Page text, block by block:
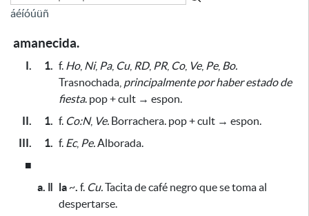
áéíóúüñ
amanecida.
I. 1. f. Ho, Ni, Pa, Cu, RD, PR, Co, Ve, Pe, Bo.
Trasnochada, principalmente por haber estado de
fiesta. pop + cult → espon.
II.
1. f. Co:N, Ve. Borrachera. pop + cult → espon.
III.
1. f. Ec, Pe.Alborada.
■
a. ǁ la ~. f. Cu.Tacita de café negroque se toma al
despertarse.